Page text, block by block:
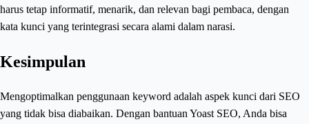
harus tetap informatif, menarik, dan relevan bagi pembaca, dengan
kata kunci yang terintegrasi secara alami dalam narasi.
Kesimpulan
Mengoptimalkan penggunaan keyword adalah aspek kunci dari SEO
yang tidak bisa diabaikan. Dengan bantuan Yoast SEO, Anda bisa